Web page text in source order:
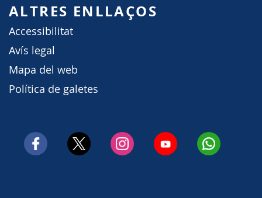
ALTRES ENLLAÇOS
Accessibilitat
Avís legal
Mapa del web
Política de galetes